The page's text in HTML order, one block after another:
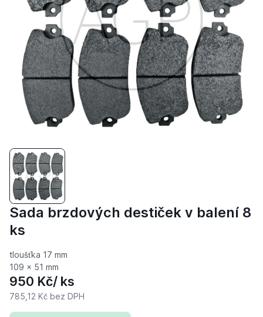
Sada brzdových destiček v balení 8
ks
tloušťka 17 mm
109 x 51 mm
950 Kč/ ks
785,12 Kč bez DPH